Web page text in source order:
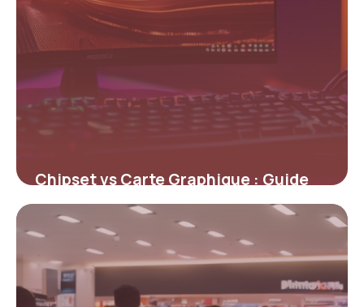
Chipset vs Carte Graphique : Guide
Complet
4 mai 2026